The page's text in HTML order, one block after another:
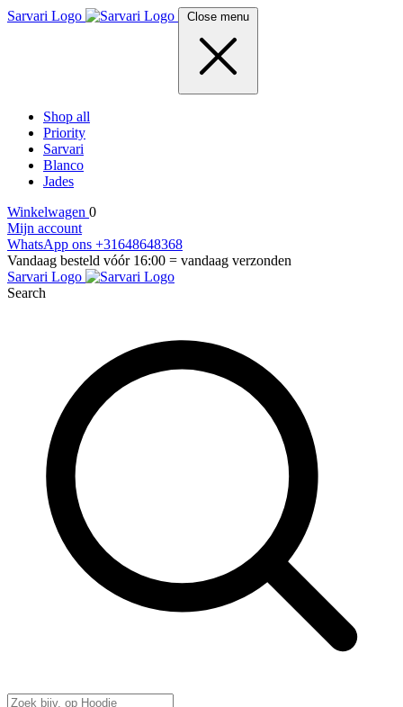
Sarvari Logo Close menu
Shop all
Priority
Sarvari
Blanco
Jades
Winkelwagen 0
Mijn account
WhatsApp ons +31648648368
Vandaag besteld vóór 16:00 = vandaag verzonden
Sarvari Logo
Search